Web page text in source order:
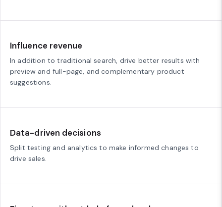
Influence revenue
In addition to traditional search, drive better results with
preview and full-page, and complementary product
suggestions.
Data-driven decisions
Split testing and analytics to make informed changes to
drive sales.